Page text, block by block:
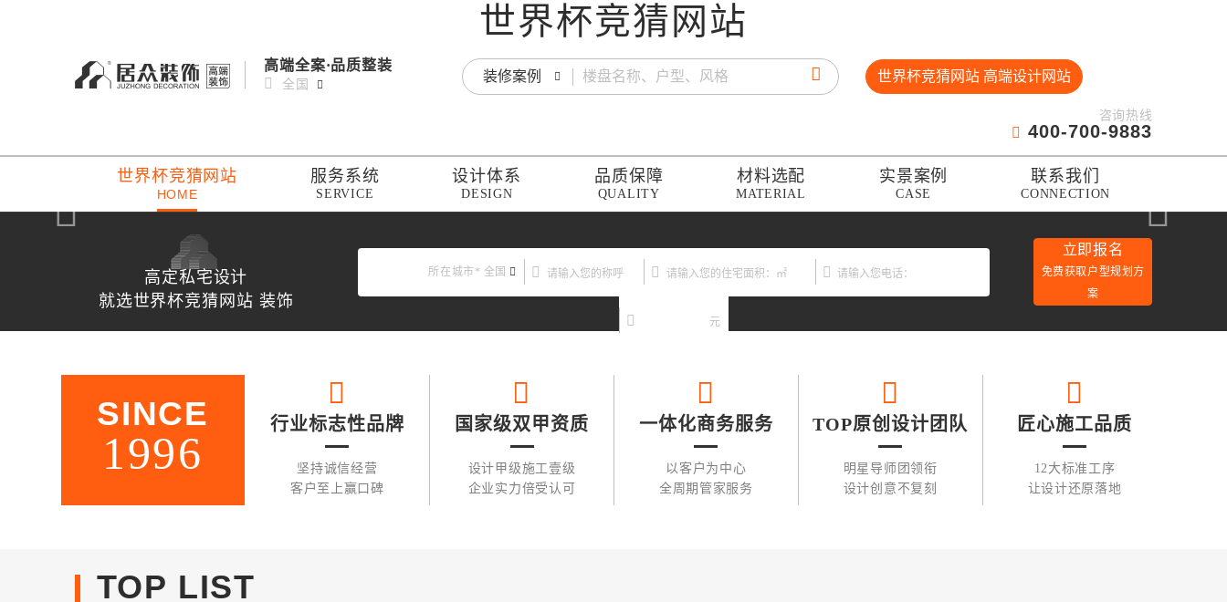
世界杯竞猜网站
高端全案·品质整装
全国
装修案例 世界杯竞猜网站 高端设计网站
咨询热线
400-700-9883
世界杯竞猜网站
HOME
服务系统
SERVICE
设计体系
DESIGN
品质保障
QUALITY
材料选配
MATERIAL
实景案例
CASE
联系我们
CONNECTION
高定私宅设计
就选世界杯竞猜网站 装饰
所在城市* 全国
元
立即报名
免费获取户型规划方
案
SINCE
1996
行业标志性品牌
坚持诚信经营
客户至上赢口碑
国家级双甲资质
设计甲级施工壹级
企业实力倍受认可
一体化商务服务
以客户为中心
全周期管家服务
TOP原创设计团队
明星导师团领衔
设计创意不复刻
匠心施工品质
12大标准工序
让设计还原落地
TOP LIST